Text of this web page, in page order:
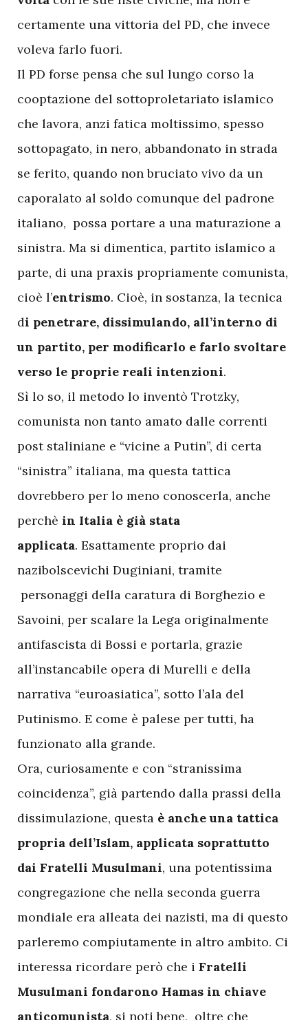
certamente una vittoria del PD, che invece
voleva farlo fuori.
Il PD forse pensa che sul lungo corso la
cooptazione del sottoproletariato islamico
che lavora, anzi fatica moltissimo, spesso
sottopagato, in nero, abbandonato in strada
se ferito, quando non bruciato vivo da un
caporalato al soldo comunque del padrone
italiano, possa portare a una maturazione a
sinistra. Ma si dimentica, partito islamico a
parte, di una praxis propriamente comunista,
cioè l’entrismo. Cioè, in sostanza, la tecnica
di penetrare, dissimulando, all’interno di
un partito, per modificarlo e farlo svoltare
verso le proprie reali intenzioni.
Sì lo so, il metodo lo inventò Trotzky,
comunista non tanto amato dalle correnti
post staliniane e “vicine a Putin”, di certa
“sinistra” italiana, ma questa tattica
dovrebbero per lo meno conoscerla, anche
perchè in Italia è già stata
applicata. Esattamente proprio dai
nazibolscevichi Duginiani, tramite
personaggi della caratura di Borghezio e
Savoini, per scalare la Lega originalmente
antifascista di Bossi e portarla, grazie
all’instancabile opera di Murelli e della
narrativa “euroasiatica”, sotto l’ala del
Putinismo. E come è palese per tutti, ha
funzionato alla grande.
Ora, curiosamente e con “stranissima
coincidenza”, già partendo dalla prassi della
dissimulazione, questa è anche una tattica
propria dell’Islam, applicata soprattutto
dai Fratelli Musulmani, una potentissima
congregazione che nella seconda guerra
mondiale era alleata dei nazisti, ma di questo
parleremo compiutamente in altro ambito. Ci
interessa ricordare però che i Fratelli
Musulmani fondarono Hamas in chiave
anticomunista, si noti bene, oltre che